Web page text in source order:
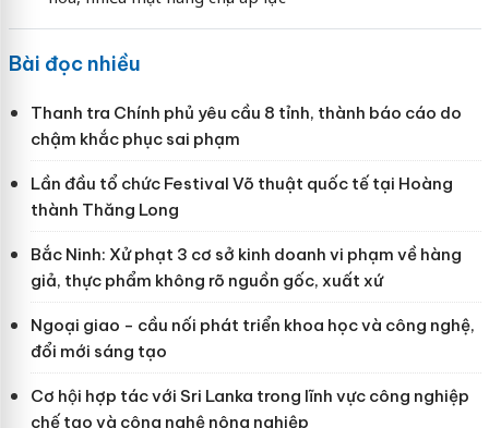
Bài đọc nhiều
Thanh tra Chính phủ yêu cầu 8 tỉnh, thành báo cáo do
chậm khắc phục sai phạm
Lần đầu tổ chức Festival Võ thuật quốc tế tại Hoàng
thành Thăng Long
Bắc Ninh: Xử phạt 3 cơ sở kinh doanh vi phạm về hàng
giả, thực phẩm không rõ nguồn gốc, xuất xứ
Ngoại giao - cầu nối phát triển khoa học và công nghệ,
đổi mới sáng tạo
Cơ hội hợp tác với Sri Lanka trong lĩnh vực công nghiệp
chế tạo và công nghệ nông nghiệp